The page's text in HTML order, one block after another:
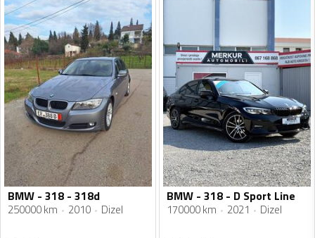
BMW - 318 - 318d
250000 km 2010 Dizel
BMW - 318 - D Sport Line
170000 km 2021 Dizel